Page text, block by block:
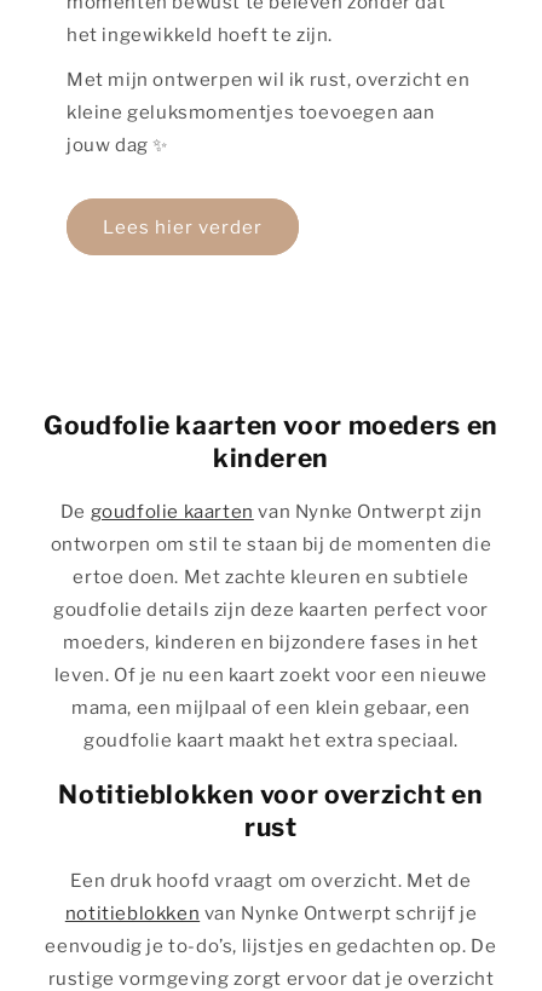
het ingewikkeld hoeft te zijn.
Met mijn ontwerpen wil ik rust, overzicht en
kleine geluksmomentjes toevoegen aan
jouw dag ✨
Lees hier verder
Goudfolie kaarten voor moeders en
kinderen
De goudfolie kaarten van Nynke Ontwerpt zijn
ontworpen om stil te staan bij de momenten die
ertoe doen. Met zachte kleuren en subtiele
goudfolie details zijn deze kaarten perfect voor
moeders, kinderen en bijzondere fases in het
leven. Of je nu een kaart zoekt voor een nieuwe
mama, een mijlpaal of een klein gebaar, een
goudfolie kaart maakt het extra speciaal.
Notitieblokken voor overzicht en
rust
Een druk hoofd vraagt om overzicht. Met de
notitieblokken van Nynke Ontwerpt schrijf je
eenvoudig je to-do’s, lijstjes en gedachten op. De
rustige vormgeving zorgt ervoor dat je overzicht